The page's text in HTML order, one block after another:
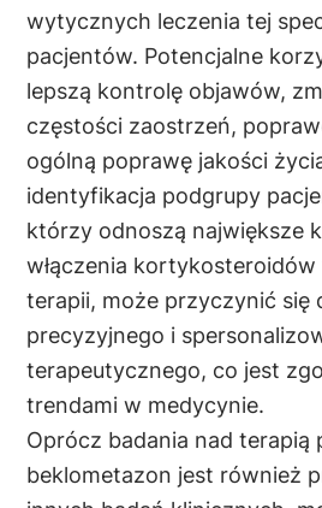
wytycznych leczenia tej
pacjentów. Potencjalne
lepszą kontrolę objawów,
częstości zaostrzeń,
ogólną poprawę jakości
identyfikacja podgrupy
którzy odnoszą największe
włączenia
terapii, może przyczynić się
precyzyjnego i
terapeutycznego, co jest
trendami w medycynie.
Oprócz badania nad terapią
beklometazon jest również